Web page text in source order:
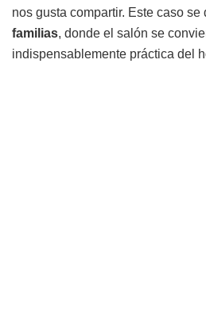
nos gusta compartir. Este caso
familias, donde el salón se
indispensablemente práctica del